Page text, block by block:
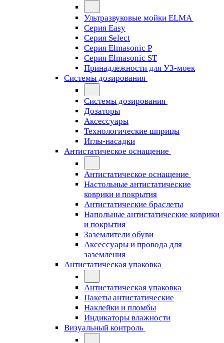
Ультразвуковые мойки ELMA
Серия Easy
Серия Select
Серия Elmasonic P
Серия Elmasonic ST
Принадлежности для УЗ-моек
Системы дозирования
Системы дозирования
Дозаторы
Аксессуары
Технологические шприцы
Иглы-насадки
Антистатическое оснащение
Антистатическое оснащение
Настольные антистатические
коврики и покрытия
Антистатические браслеты
Напольные антистатические коврики
и покрытия
Заземлители обуви
Аксессуары и провода для
заземления
Антистатическая упаковка
Антистатическая упаковка
Пакеты антистатические
Наклейки и пломбы
Индикаторы влажности
Визуальный контроль